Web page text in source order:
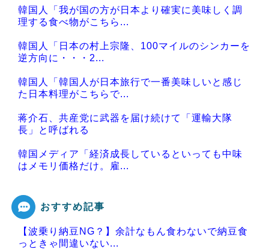
韓国人「我が国の方が日本より確実に美味しく調
理する食べ物がこちら...
韓国人「日本の村上宗隆、100マイルのシンカーを
逆方向に・・・2...
韓国人「韓国人が日本旅行で一番美味しいと感じ
た日本料理がこちらで...
蒋介石、共産党に武器を届け続けて「運輸大隊
長」と呼ばれる
韓国メディア「経済成長しているといっても中味
はメモリ価格だけ。雇...
Powered by livedoor 相互RSS
おすすめ記事
【波乗り納豆NG？】余計なもん食わないで納豆食
っときゃ間違いない...